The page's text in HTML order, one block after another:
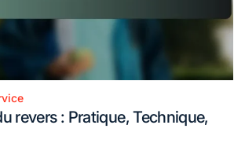
revers : Pratique, Technique,